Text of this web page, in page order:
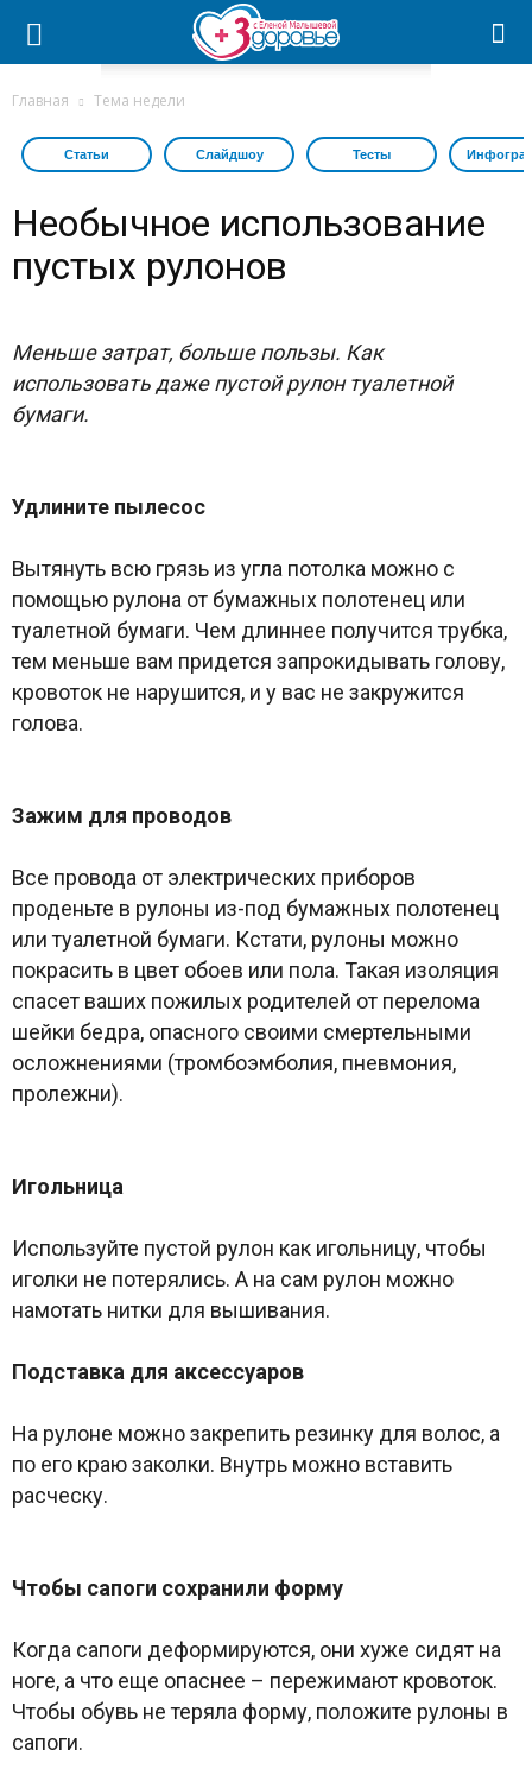
Главная Тема недели
Статьи Слайдшоу Тесты
Необычное использование
пустых рулонов
Меньше затрат, больше пользы. Как
использовать даже пустой рулон туалетной
бумаги.
Удлините пылесос
Вытянуть всю грязь из угла потолка можно с
помощью рулона от бумажных полотенец или
туалетной бумаги. Чем длиннее получится трубка,
тем меньше вам придется запрокидывать голову,
кровоток не нарушится, и у вас не закружится
голова.
Зажим для проводов
Все провода от электрических приборов
проденьте в рулоны из-под бумажных полотенец
или туалетной бумаги. Кстати, рулоны можно
покрасить в цвет обоев или пола. Такая изоляция
спасет ваших пожилых родителей от перелома
шейки бедра, опасного своими смертельными
осложнениями (тромбоэмболия, пневмония,
пролежни).
Игольница
Используйте пустой рулон как игольницу, чтобы
иголки не потерялись. А на сам рулон можно
намотать нитки для вышивания.
Подставка для аксессуаров
На рулоне можно закрепить резинку для волос, а
по его краю заколки. Внутрь можно вставить
расческу.
Чтобы сапоги сохранили форму
Когда сапоги деформируются, они хуже сидят на
ноге, а что еще опаснее – пережимают кровоток.
Чтобы обувь не теряла форму, положите рулоны в
сапоги.